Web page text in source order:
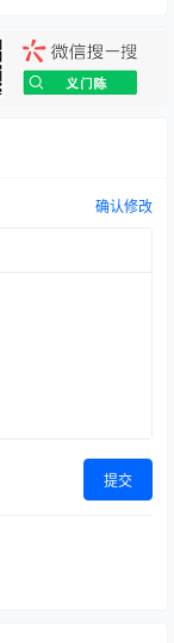
确认修改
提交